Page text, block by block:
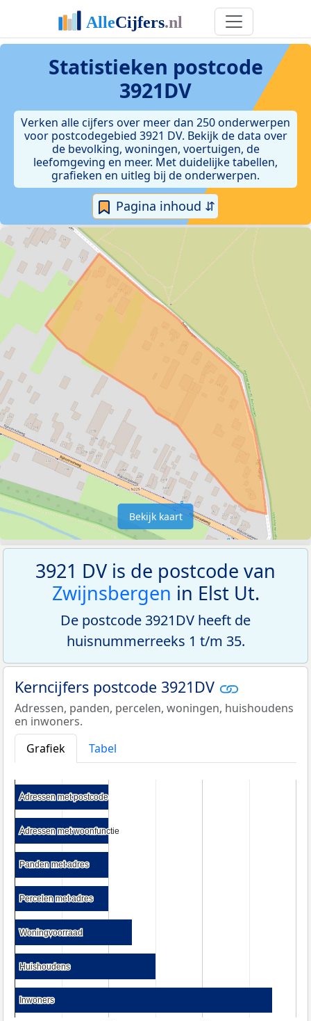
Statistieken postcode
3921DV
Verken alle cijfers over meer dan 250 onderwerpen
voor postcodegebied 3921 DV. Bekijk de data over
de bevolking, woningen, voertuigen, de
leefomgeving en meer. Met duidelijke tabellen,
grafieken en uitleg bij de onderwerpen.
Pagina inhoud ⇵
Bekijk kaart
3921 DV is de postcode van
Zwijnsbergen in Elst Ut.
De postcode 3921DV heeft de
huisnummerreeks 1 t/m 35.
Kerncijfers postcode 3921DV
Adressen, panden, percelen, woningen, huishoudens
en inwoners.
Grafiek
Tabel
Adressen met postcode
Adressen met postcode
Adressen met woonfunctie
Adressen met woonfunctie
Panden met adres
Panden met adres
Percelen met adres
Percelen met adres
Woningvoorraad
Woningvoorraad
Huishoudens
Huishoudens
Inwoners
Inwoners